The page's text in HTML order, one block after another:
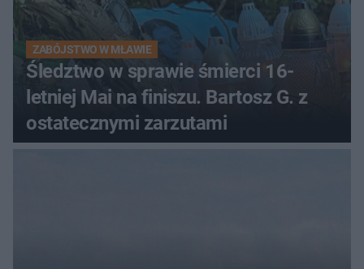
ZABÓJSTWO W MŁAWIE
Śledztwo w sprawie śmierci 16-
letniej Mai na finiszu. Bartosz G. z
ostatecznymi zarzutami